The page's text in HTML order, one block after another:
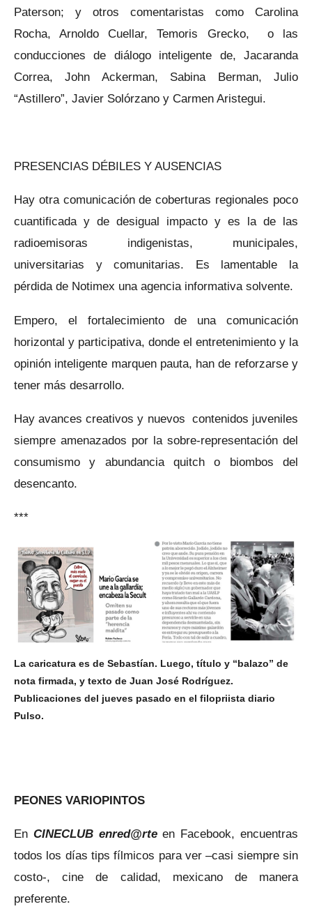
Paterson; y otros comentaristas como Carolina
Rocha, Arnoldo Cuellar, Temoris Grecko, o las
conducciones de diálogo inteligente de, Jacaranda
Correa, John Ackerman, Sabina Berman, Julio
“Astillero”, Javier Solórzano y Carmen Aristegui.
PRESENCIAS DÉBILES Y AUSENCIAS
Hay otra comunicación de coberturas regionales poco
cuantificada y de desigual impacto y es la de las
radioemisoras indigenistas, municipales,
universitarias y comunitarias. Es lamentable la
pérdida de Notimex una agencia informativa solvente.
Empero, el fortalecimiento de una comunicación
horizontal y participativa, donde el entretenimiento y la
opinión inteligente marquen pauta, han de reforzarse y
tener más desarrollo.
Hay avances creativos y nuevos contenidos juveniles
siempre amenazados por la sobre-representación del
consumismo y abundancia quitch o biombos del
desencanto.
***
La caricatura es de Sebastían. Luego, título y “balazo” de
nota firmada, y texto de Juan José Rodríguez.
Publicaciones del jueves pasado en el filopriista diario
Pulso.
PEONES VARIOPINTOS
En CINECLUB enred@rteen Facebook, encuentras
todos los días tips fílmicos para ver –casi siempre sin
costo-, cine de calidad, mexicano de manera
preferente.